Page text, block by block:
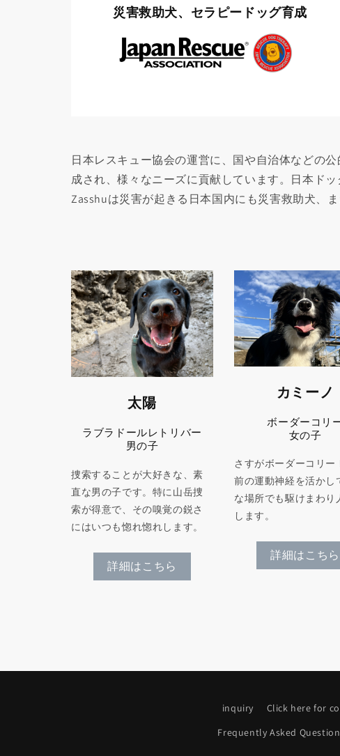
災害救助犬、セラピードッグ育成
日本レスキュー協会の運営に、国や自治体などの
成され、様々なニーズに貢献しています。日本ド
Zasshuは災害が起きる日本国内にも災害救助犬、
太陽
ラブラドールレトリバー
男の子
捜索することが大好きな、素
直な男の子です。特に山岳捜
索が得意で、その嗅覚の鋭さ
にはいつも惚れ惚れします。
詳細はこちら
カミーノ
ボーダーコリ
女の子
さすがボーダーコリー
前の運動神経を活かし
な場所でも駆けまわり
します。
詳細はこちら
inquiry Click here for
Frequently Asked